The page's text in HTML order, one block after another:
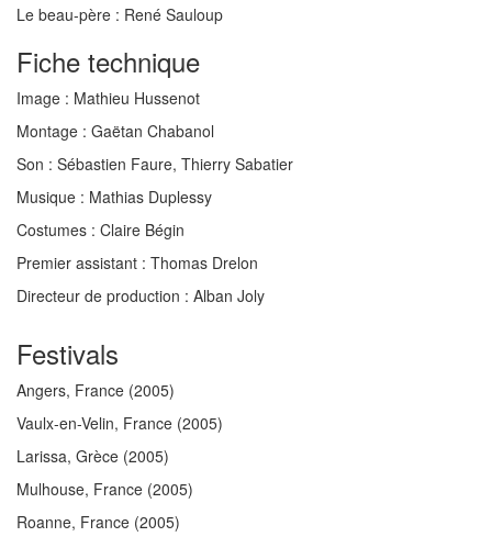
Le beau-père : René Sauloup
Fiche technique
Image : Mathieu Hussenot
Montage : Gaëtan Chabanol
Son : Sébastien Faure, Thierry Sabatier
Musique : Mathias Duplessy
Costumes : Claire Bégin
Premier assistant : Thomas Drelon
Directeur de production : Alban Joly
Festivals
Angers, France (2005)
Vaulx-en-Velin, France (2005)
Larissa, Grèce (2005)
Mulhouse, France (2005)
Roanne, France (2005)